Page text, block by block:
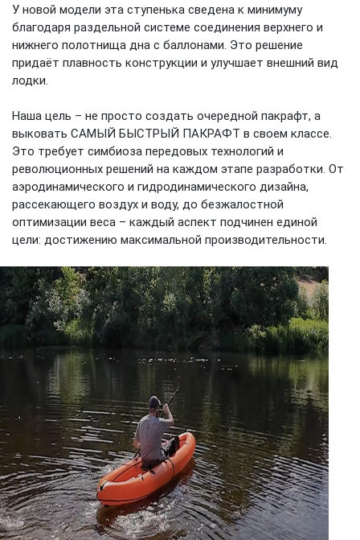
У новой модели эта ступенька сведена к минимуму
благодаря раздельной системе соединения верхнего и
нижнего полотнища дна с баллонами. Это решение
придаёт плавность конструкции и улучшает внешний вид
лодки.
Наша цель – не просто создать очередной пакрафт, а
выковать САМЫЙ БЫСТРЫЙ ПАКРАФТ в своем классе.
Это требует симбиоза передовых технологий и
революционных решений на каждом этапе разработки. От
аэродинамического и гидродинамического дизайна,
рассекающего воздух и воду, до безжалостной
оптимизации веса – каждый аспект подчинен единой
цели: достижению максимальной производительности.